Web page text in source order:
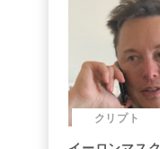
クリプト